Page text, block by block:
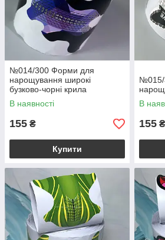
№014/300 Форми для
нарощування широкі
бузково-чорні крила
В наявності
155 ₴
Купити
№015/
В
155 ₴